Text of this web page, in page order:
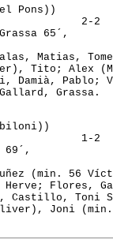
Pons))
CD Binissalem - RCD Mallorca B			  2-2
65´,
Matias,
Tito; Alex
Damià, Pablo;
Grassa.
RCD Malllorca B - CD Binissalem			  1-2
69´,
(min. 56
Flores,
Castillo, Toni
Joni